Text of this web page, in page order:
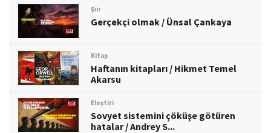
Şiir
Gerçekçi olmak / Ünsal Çankaya
Kitap
Haftanın kitapları / Hikmet Temel
Akarsu
Eleştiri
Sovyet sistemini çöküşe götüren
hatalar / Andrey S...